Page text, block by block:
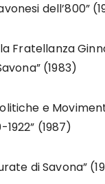
dell’800”
Fratellanza
(1983)
e
(1987)
di Savona”